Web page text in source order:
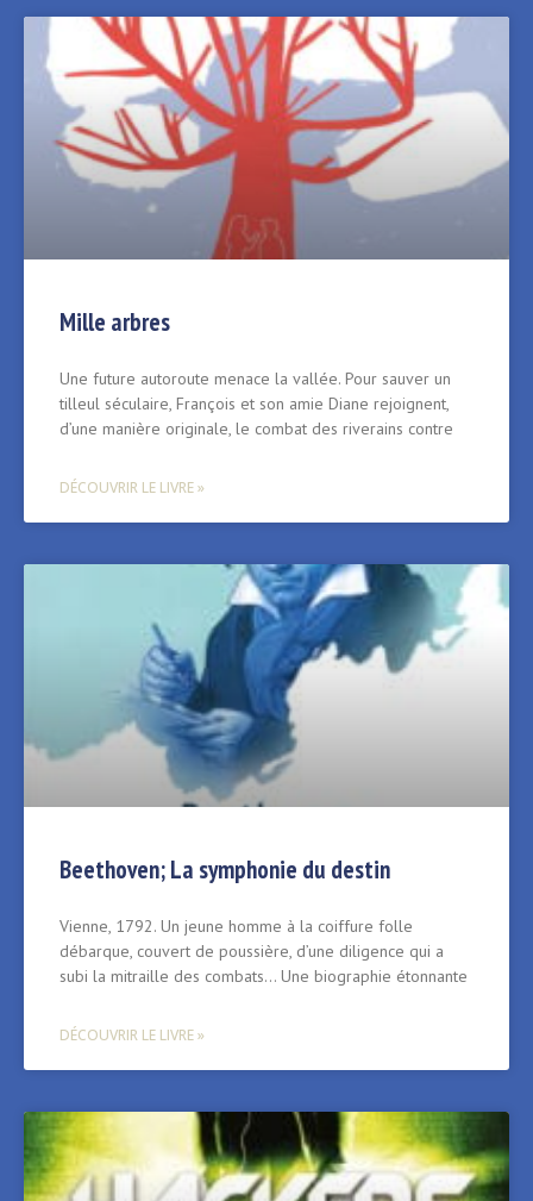
Mille arbres
Une future autoroute menace la vallée. Pour sauver un
tilleul séculaire, François et son amie Diane rejoignent,
d’une manière originale, le combat des riverains contre
DÉCOUVRIR LE LIVRE »
Beethoven; La symphonie du destin
Vienne, 1792. Un jeune homme à la coiffure folle
débarque, couvert de poussière, d’une diligence qui a
subi la mitraille des combats… Une biographie étonnante
DÉCOUVRIR LE LIVRE »